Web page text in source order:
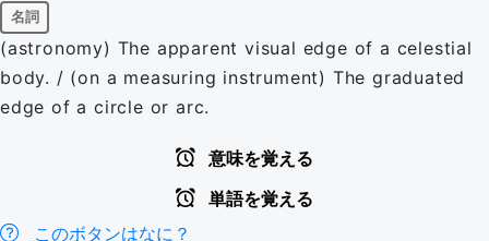
名詞
(astronomy) The apparent visual edge of a celestial
body. / (on a measuring instrument) The graduated
edge of a circle or arc.
意味を覚える
単語を覚える
このボタンはなに？